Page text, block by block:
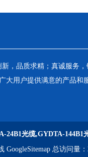
新，品质求精；真诚服务
大用户提供满意的产品和
24B1光缆,GYDTA-144B1
GoogleSitemap总访问量：